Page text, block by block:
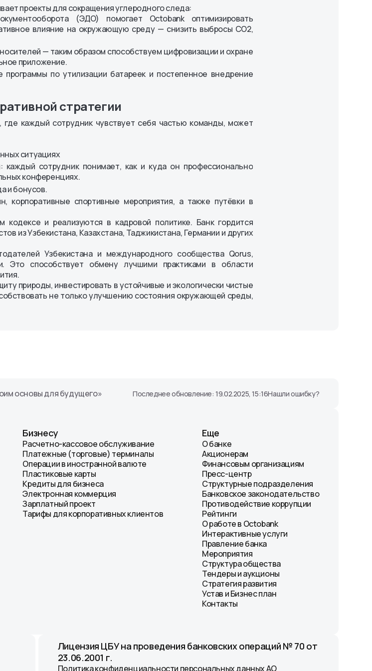
проекты для сокращения углеродного следа:
(ЭДО) помогает Octobank оптимизировать
влияние на окружающую среду — снизить выбросы СО2,
— таким образом способствуем цифровизации и охране
приложение.
по утилизации батареек и постепенное внедрение
стратегии
каждый сотрудник чувствует себя частью команды, может
ситуациях
каждый сотрудник понимает, как и куда он профессионально
конференциях.
и бонусов.
корпоративные спортивные мероприятия, а также путёвки в
кодексе и реализуются в кадровой политике. Банк гордится
из Узбекистана, Казахстана, Таджикистана, Германии и других
Узбекистана и международного сообщества Qorus,
Это способствует обмену лучшими практиками в области
природы, инвестировать в устойчивые и экологически чистые
не только улучшению состояния окружающей среды,
основы для будущего» Последнее обновление: 19.02.2025, 15:16Нашли ошибку?
Бизнесу
Расчетно-кассовое обслуживание
Платежные (торговые) терминалы
Операции в иностранной валюте
Пластиковые карты
Кредиты для бизнеса
Электронная коммерция
Зарплатный проект
Тарифы для корпоративных клиентов
Еще
О банке
Акционерам
Финансовым организациям
Пресс-центр
Структурные подразделения
Банковское законодательство
Противодействие коррупции
Рейтинги
О работе в Octobank
Интерактивные услуги
Правление банка
Мероприятия
Структура общества
Тендеры и аукционы
Стратегия развития
Устав и Бизнес план
Контакты
Лицензия ЦБУ на проведения банковских операций № 70 от
23.06.2001 г.
Политика конфиденциальности персональных данных АО